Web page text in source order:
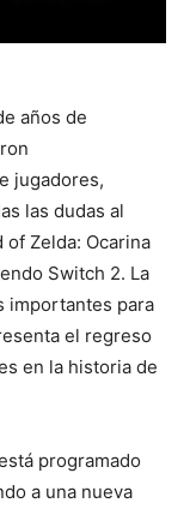
años de
jugadores,
las dudas al
Zelda: Ocarina
Switch 2. La
importantes para
el regreso
en la historia de
programado
a una nueva